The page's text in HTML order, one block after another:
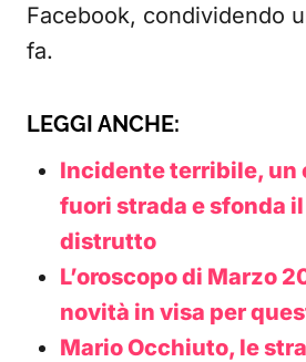
Facebook, condividendo
fa.
LEGGI ANCHE:
Incidente terribile, un
fuori strada e sfonda
distrutto
L’oroscopo di Marzo
novità in visa per
Mario Occhiuto, le